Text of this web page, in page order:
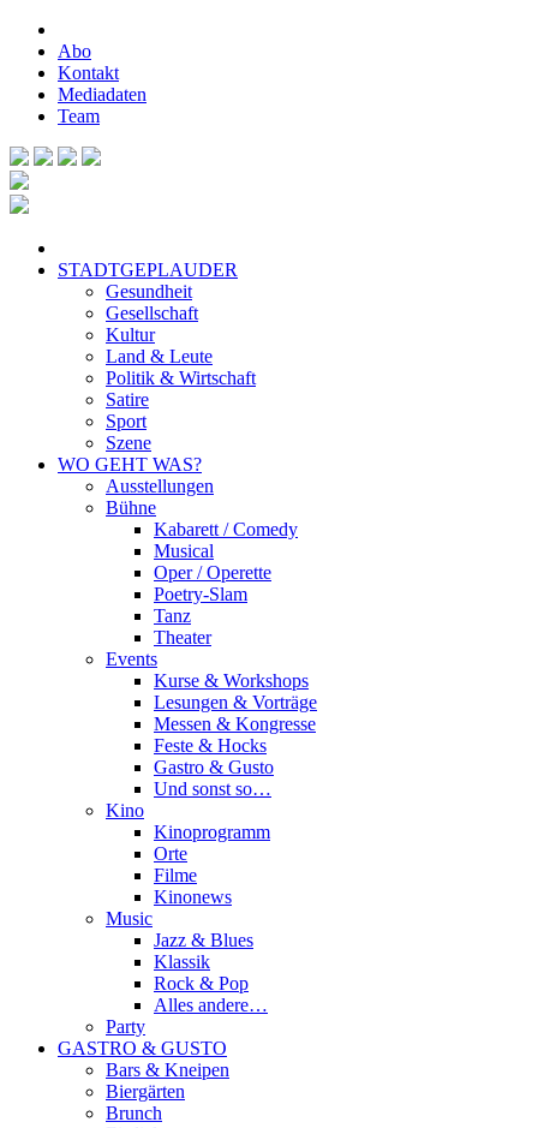
Abo
Kontakt
Mediadaten
Team
STADTGEPLAUDER
Gesundheit
Gesellschaft
Kultur
Land & Leute
Politik & Wirtschaft
Satire
Sport
Szene
WO GEHT WAS?
Ausstellungen
Bühne
Kabarett / Comedy
Musical
Oper / Operette
Poetry-Slam
Tanz
Theater
Events
Kurse & Workshops
Lesungen & Vorträge
Messen & Kongresse
Feste & Hocks
Gastro & Gusto
Und sonst so…
Kino
Kinoprogramm
Orte
Filme
Kinonews
Music
Jazz & Blues
Klassik
Rock & Pop
Alles andere…
Party
GASTRO & GUSTO
Bars & Kneipen
Biergärten
Brunch